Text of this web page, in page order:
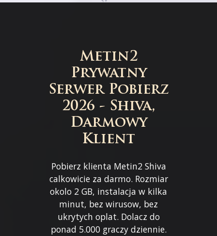
Metin2
Prywatny
Serwer Pobierz
2026 - Shiva,
Darmowy
Klient
Pobierz klienta Metin2 Shiva
calkowicie za darmo. Rozmiar
okolo 2 GB, instalacja w kilka
minut, bez wirusow, bez
ukrytych oplat. Dolacz do
ponad 5.000 graczy dziennie.